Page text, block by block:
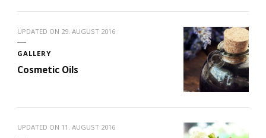
UPDATED ON 29. AUGUST 2016
GALLERY
Cosmetic Oils
UPDATED ON 11. AUGUST 2016